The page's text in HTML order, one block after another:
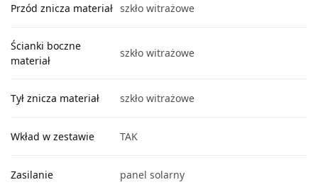
Przód znicza materiał szkło witrażowe
Ścianki boczne
materiał
szkło witrażowe
Tył znicza materiał szkło witrażowe
Wkład w zestawie TAK
Zasilanie panel solarny